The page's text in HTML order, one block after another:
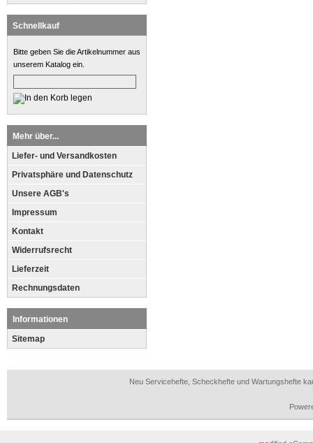
Schnellkauf
Bitte geben Sie die Artikelnummer aus
unserem Katalog ein.
Mehr über...
Liefer- und Versandkosten
Privatsphäre und Datenschutz
Unsere AGB's
Impressum
Kontakt
Widerrufsrecht
Lieferzeit
Rechnungsdaten
Informationen
Sitemap
Neu Servicehefte, Scheckhefte und Wartungshefte